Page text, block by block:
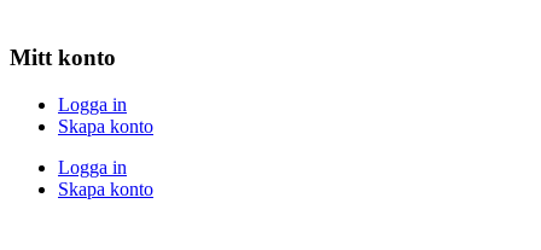
Mitt konto
Logga in
Skapa konto
Logga in
Skapa konto